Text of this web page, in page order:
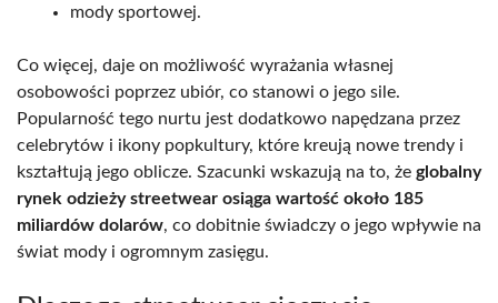
mody sportowej.
Co więcej, daje on możliwość wyrażania własnej
osobowości poprzez ubiór, co stanowi o jego sile.
Popularność tego nurtu jest dodatkowo napędzana przez
celebrytów i ikony popkultury, które kreują nowe trendy i
kształtują jego oblicze. Szacunki wskazują na to, że globalny
rynek odzieży streetwear osiąga wartość około 185
miliardów dolarów, co dobitnie świadczy o jego wpływie na
świat mody i ogromnym zasięgu.